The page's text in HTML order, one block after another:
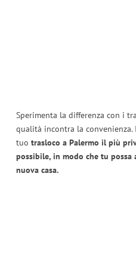
Sperimenta la differenza con i
qualità incontra la
tuo trasloco a Palermo il più
possibile, in modo che tu
nuova casa.